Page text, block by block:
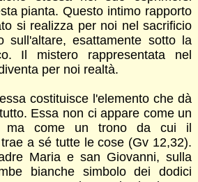
pianta. Questo intimo rapporto
si realizza per noi nel sacrificio
sull'altare, esattamente sotto la
Il mistero rappresentata nel
per noi realtà.
costituisce l'elemento che dà
Essa non ci appare come un
ma come un trono da cui il
a sé tutte le cose (Gv 12,32).
Maria e san Giovanni, sulla
bianche simbolo dei dodici